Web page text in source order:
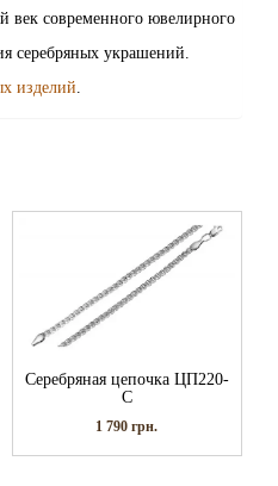
век современного ювелирного
серебряных украшений.
изделий
Серебряная цепочка ЦП220-
С
1 790грн.